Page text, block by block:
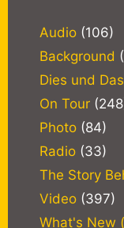
Audio (106)
Background
Dies und Das
On Tour
Photo (84)
Radio (33)
The Story
Video (397)
What's New